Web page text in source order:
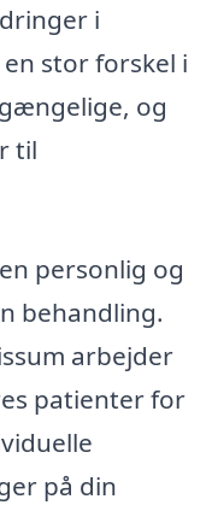
i
stor forskel i
og
til
personlig og
behandling.
arbejder
patienter for
på din